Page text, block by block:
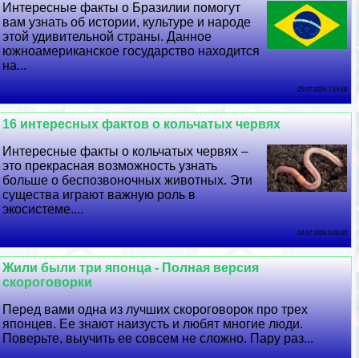
Интересные факты о Бразилии помогут
вам узнать об истории, культуре и народе
этой удивительной страны. Данное
южноамериканское государство находится
на...
25 07 2026 7:19:18
16 интересных фактов о кольчатых червях
Интересные факты о кольчатых червях –
это прекрасная возможность узнать
больше о беспозвоночных животных. Эти
существа играют важную роль в
экосистеме....
24 07 2026 0:28:20
Жили были три японца - Полная версия
скороговорки
Перед вами одна из лучших скороговорок про трех
японцев. Ее знают наизусть и любят многие люди.
Поверьте, выучить ее совсем не сложно. Пару раз...